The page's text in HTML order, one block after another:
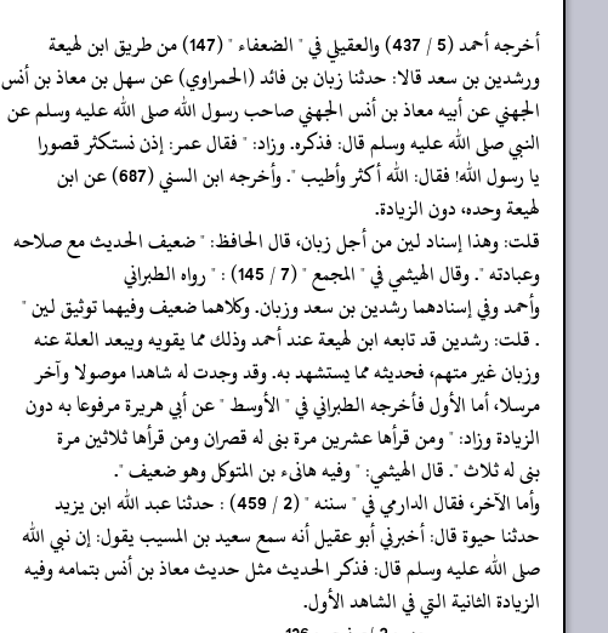
‏‏‏‏أخرجه أحمد (5 / 437) والعقيلي في " الضعفاء " (147) من طريق ابن لهيعة
‏‏‏‏ورشدين بن سعد قالا: حدثنا زبان بن فائد (الحمراوي) عن سهل بن معاذ بن أنس
‏‏‏‏الجهني عن أبيه معاذ بن أنس الجهني صاحب رسول الله صلى الله عليه وسلم عن
‏‏‏‏النبي صلى الله عليه وسلم قال: فذكره. وزاد: " فقال عمر: إذن نستكثر قصورا
‏‏‏‏يا رسول الله! فقال: الله أكثر وأطيب ". وأخرجه ابن السني (687) عن ابن
‏‏‏‏لهيعة وحده، دون الزيادة.
‏‏‏‏قلت: وهذا إسناد لين من أجل زبان، قال الحافظ: " ضعيف الحديث مع صلاحه
‏‏‏‏وعبادته ". وقال الهيثمي في " المجمع " (7 / 145) : " رواه الطبراني
‏‏‏‏وأحمد وفي إسنادهما رشدين بن سعد وزبان. وكلاهما ضعيف وفيهما توثيق لين "
‏‏‏‏. قلت: رشدين قد تابعه ابن لهيعة عند أحمد وذلك مما يقويه ويبعد العلة عنه
‏‏‏‏وزبان غير متهم، فحديثه مما يستشهد به. وقد وجدت له شاهدا موصولا وآخر
‏‏‏‏مرسلا، أما الأول فأخرجه الطبراني في " الأوسط " عن أبي هريرة مرفوعا به دون
‏‏‏‏الزيادة وزاد: " ومن قرأها عشرين مرة بنى له قصران ومن قرأها ثلاثين مرة
‏‏‏‏بنى له ثلاث ". قال الهيثمي: " وفيه هانىء بن المتوكل وهو ضعيف ".
‏‏‏‏وأما الآخر، فقال الدارمي في " سننه " (2 / 459) : حدثنا عبد الله ابن يزيد
‏‏‏‏حدثنا حيوة قال: أخبرني أبو عقيل أنه سمع سعيد بن المسيب يقول: إن نبي الله
‏‏‏‏صلى الله عليه وسلم قال: فذكر الحديث مثل حديث معاذ بن أنس بتمامه وفيه
‏‏‏‏الزيادة الثانية التي في الشاهد الأول.